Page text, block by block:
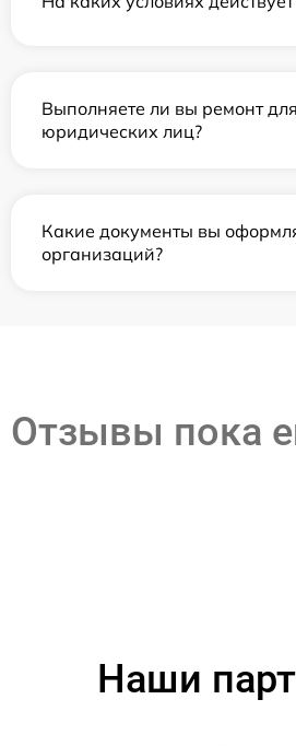
Выполняете ли вы ремонт для
юридических лиц?
Какие документы вы
организаций?
Отзывы пока
Наши